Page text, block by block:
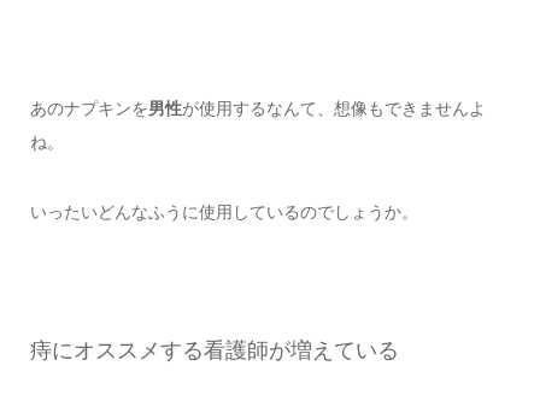
あのナプキンを男性が使用するなんて、想像もできませんよ
ね。
いったいどんなふうに使用しているのでしょうか。
痔にオススメする看護師が増えている